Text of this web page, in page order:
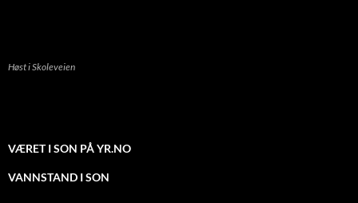
Høst i Skoleveien
VÆRET I SON PÅ YR.NO
VANNSTAND I SON